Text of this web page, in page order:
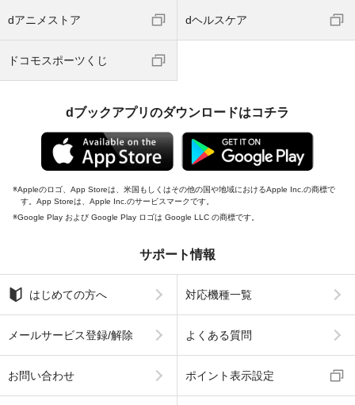
dアニメストア dヘルスケア
ドコモスポーツくじ
dブックアプリのダウンロードはコチラ
Appleのロゴ、App Storeは、米国もしくはその他の国や地域におけるApple Inc.の商標で
す。App Storeは、Apple Inc.のサービスマークです。
Google Play および Google Play ロゴは Google LLC の商標です。
サポート情報
はじめての方へ 対応機種一覧
メールサービス登録/解除 よくある質問
お問い合わせ ポイント表示設定